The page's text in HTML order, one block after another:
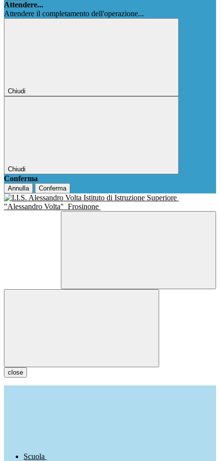
Attendere...
Attendere il completamento dell'operazione...
Chiudi
Chiudi
Conferma
Annulla Conferma
Istituto di Istruzione Superiore
"Alessandro Volta" Frosinone
close
Scuola